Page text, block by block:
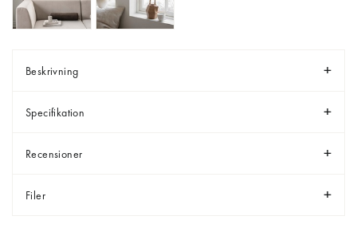
Beskrivning
Specifikation
Recensioner
Filer